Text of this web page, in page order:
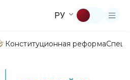
РУ
Конституционная реформа